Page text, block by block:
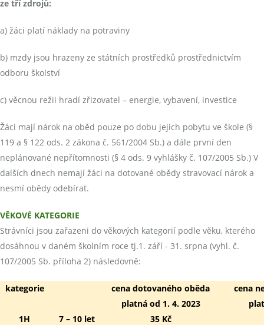
ze tří zdrojů:
a) žáci platí náklady na potraviny
b) mzdy jsou hrazeny ze státních prostředků prostřednictvím
odboru školství
c) věcnou režii hradí zřizovatel – energie, vybavení, investice
Žáci mají nárok na oběd pouze po dobu jejich pobytu ve škole (§
119 a § 122 ods. 2 zákona č. 561/2004 Sb.) a dále první den
neplánované nepřítomnosti (§ 4 ods. 9 vyhlášky č. 107/2005 Sb.) V
dalších dnech nemají žáci na dotované obědy stravovací nárok a
nesmí obědy odebírat.
VĚKOVÉ KATEGORIE
Strávníci jsou zařazeni do věkových kategorií podle věku, kterého
dosáhnou v daném školním roce tj.1. září - 31. srpna (vyhl. č.
107/2005 Sb. příloha 2) následovně:
kategorie
cena dotovaného oběda
platná od 1. 4. 2023
cena
1H
7 – 10 let
35 Kč